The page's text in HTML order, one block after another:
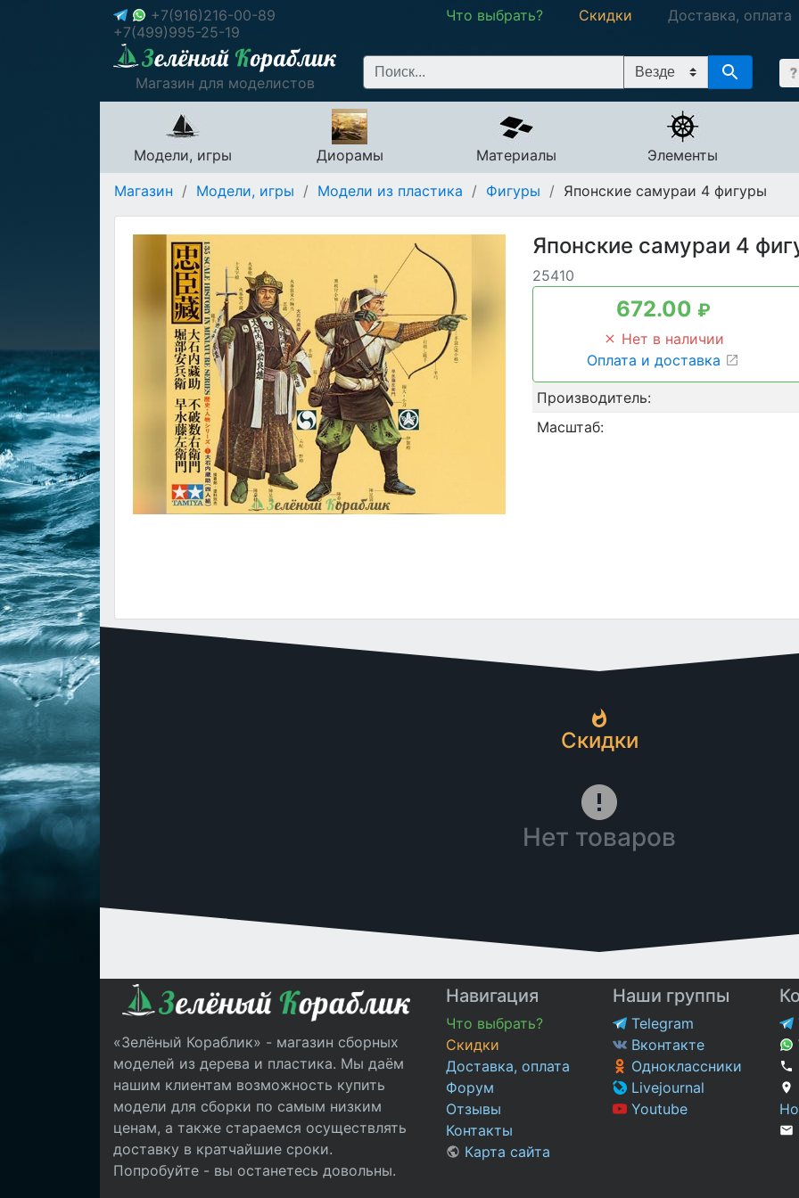
+7(916)216-00-89
+7(499)995-25-19
Что выбрать? Скидки Доставка, оплата
Магазин для моделистов
Модели, игры Диорамы Материалы
Элементы
Магазин / Модели, игры / Модели из пластика / Фигуры / Японские самураи 4 фигуры
Японские самураи 4
25410
672.00 ₽
Нет в наличии
Оплата и доставка
Производитель:
Масштаб:
Скидки
Нет товаров
«Зелёный Кораблик» - магазин сборных
моделей из дерева и пластика. Мы даём
нашим клиентам возможность купить
модели для сборки по самым низким
ценам, а также стараемся осуществлять
доставку в кратчайшие сроки.
Попробуйте - вы останетесь довольны.
Навигация
Что выбрать?
Скидки
Доставка, оплата
Форум
Отзывы
Контакты
Карта сайта
Наши группы
Telegram
Вконтакте
Одноклассники
Livejournal
Youtube